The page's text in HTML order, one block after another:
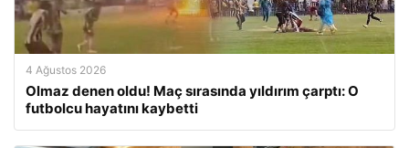
4 Ağustos 2026
Olmaz denen oldu! Maç sırasında yıldırım çarptı: O
futbolcu hayatını kaybetti